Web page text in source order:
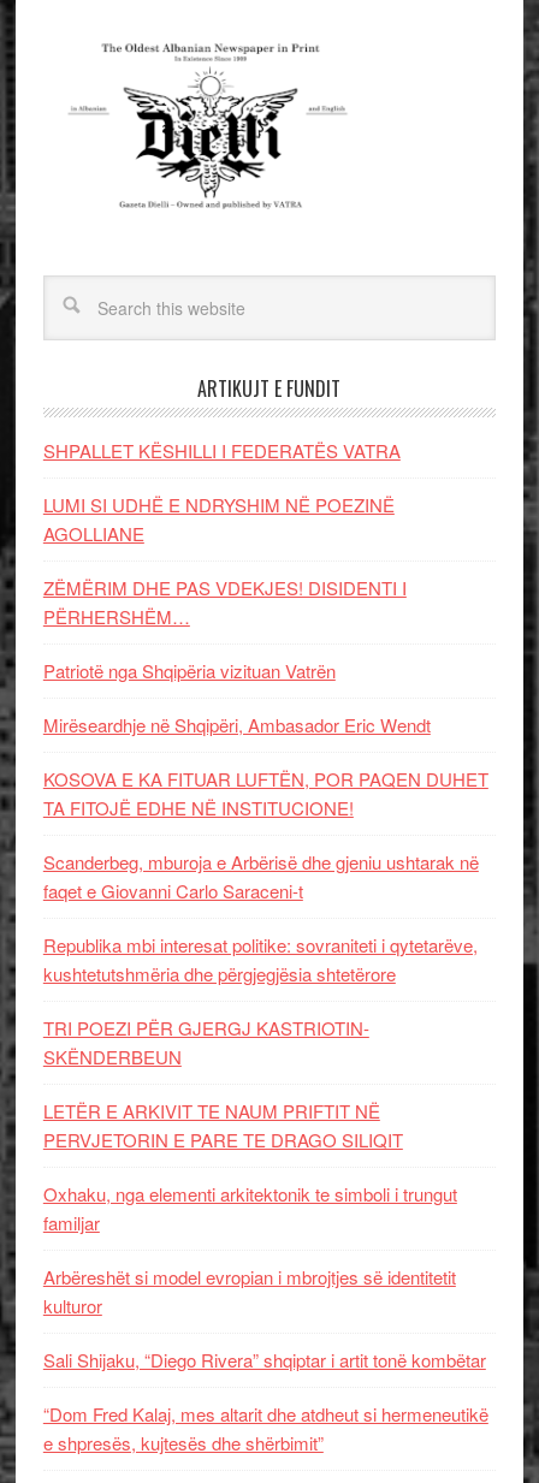
ARTIKUJT E FUNDIT
SHPALLET KËSHILLI I FEDERATËS VATRA
LUMI SI UDHË E NDRYSHIM NË POEZINË
AGOLLIANE
ZËMËRIM DHE PAS VDEKJES! DISIDENTI I
PËRHERSHËM…
Patriotë nga Shqipëria vizituan Vatrën
Mirëseardhje në Shqipëri, Ambasador Eric Wendt
KOSOVA E KA FITUAR LUFTËN, POR PAQEN DUHET
TA FITOJË EDHE NË INSTITUCIONE!
Scanderbeg, mburoja e Arbërisë dhe gjeniu ushtarak në
faqet e Giovanni Carlo Saraceni-t
Republika mbi interesat politike: sovraniteti i qytetarëve,
kushtetutshmëria dhe përgjegjësia shtetërore
TRI POEZI PËR GJERGJ KASTRIOTIN-
SKËNDERBEUN
LETËR E ARKIVIT TE NAUM PRIFTIT NË
PERVJETORIN E PARE TE DRAGO SILIQIT
Oxhaku, nga elementi arkitektonik te simboli i trungut
familjar
Arbëreshët si model evropian i mbrojtjes së identitetit
kulturor
Sali Shijaku, “Diego Rivera” shqiptar i artit tonë kombëtar
“Dom Fred Kalaj, mes altarit dhe atdheut si hermeneutikë
e shpresës, kujtesës dhe shërbimit”